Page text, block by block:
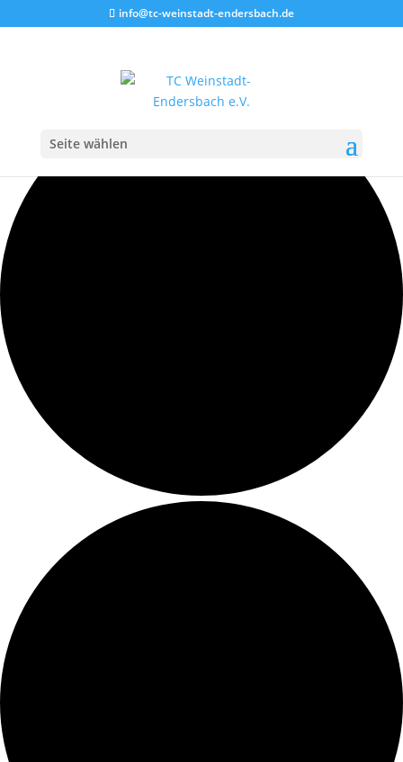
info@tc-weinstadt-endersbach.de
Seite wählen
35 Veranstaltungen gefunden.